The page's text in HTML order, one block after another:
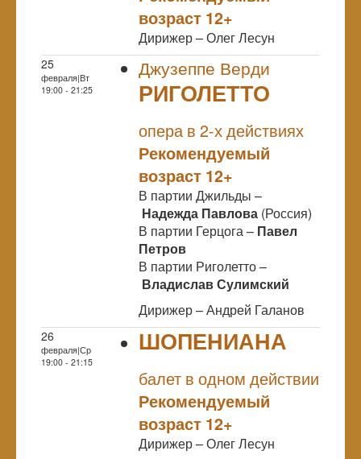
возраст 12+
Дирижер – Олег Лесун
25
февраля|Вт
19:00 - 21:25
Джузеппе Верди
РИГОЛЕТТО
опера в 2-х действиях
Рекомендуемый
возраст 12+
В партии Джильды –
Надежда Павлова (Россия)
В партии Герцога – Павел
Петров
В партии Риголетто –
Владислав Сулимский
Дирижер – Андрей Галанов
26
февраля|Ср
19:00 - 21:15
ШОПЕНИАНА
балет в одном действии
Рекомендуемый
возраст 12+
Дирижер – Олег Лесун